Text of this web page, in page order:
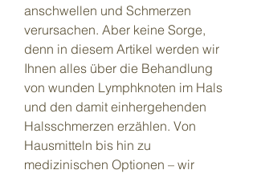
anschwellen und Schmerzen
verursachen. Aber keine Sorge,
denn in diesem Artikel werden wir
Ihnen alles über die Behandlung
von wunden Lymphknoten im Hals
und den damit einhergehenden
Halsschmerzen erzählen. Von
Hausmitteln bis hin zu
medizinischen Optionen – wir